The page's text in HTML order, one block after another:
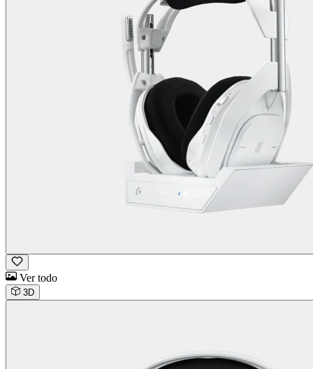
Ver todo
3D